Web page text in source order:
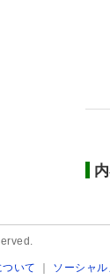
いて ｜ ソーシャ